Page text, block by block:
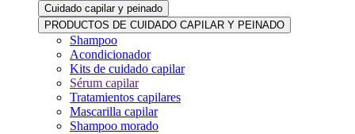
Cuidado capilar y peinado
PRODUCTOS DE CUIDADO CAPILAR Y PEINADO
Shampoo
Acondicionador
Kits de cuidado capilar
Sérum capilar
Tratamientos capilares
Mascarilla capilar
Shampoo morado